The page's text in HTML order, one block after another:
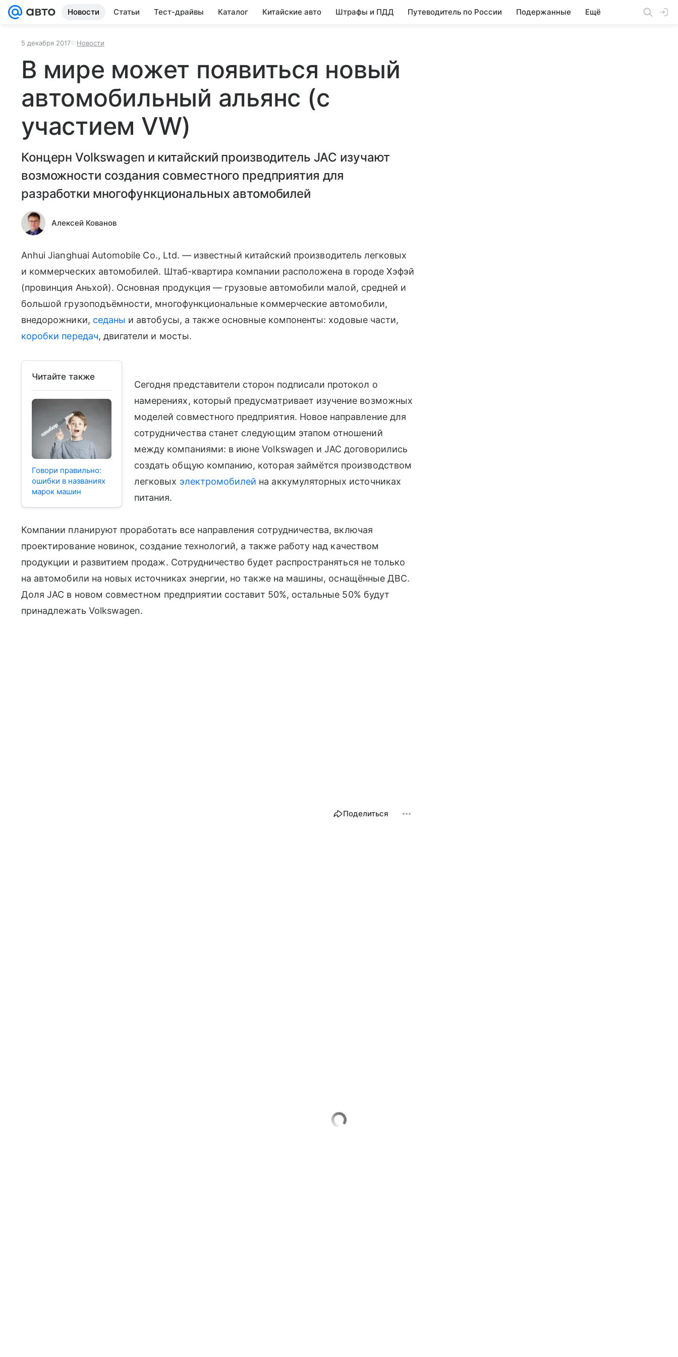
Новости Статьи Тест-драйвы Каталог Китайские авто Штрафы и ПДД Путеводитель по России Подержанные Ещё
5 декабря 2017 Новости
В мире может появиться новый
автомобильный альянс (с
участием VW)
Концерн Volkswagen и китайский производитель JAC изучают
возможности создания совместного предприятия для
разработки многофункциональных автомобилей
Алексей Кованов
Anhui Jianghuai Automobile Co., Ltd. — известный китайский производитель легковых
и коммерческих автомобилей. Штаб-квартира компании расположена в городе Хэфэй
(провинция Аньхой). Основная продукция — грузовые автомобили малой, средней и
большой грузоподъёмности, многофункциональные коммерческие автомобили,
внедорожники, седаны и автобусы, а также основные компоненты: ходовые части,
коробки передач, двигатели и мосты.
Читайте также
Говори правильно:
ошибки в названиях
марок машин
Сегодня представители сторон подписали протокол о
намерениях, который предусматривает изучение возможных
моделей совместного предприятия. Новое направление для
сотрудничества станет следующим этапом отношений
между компаниями: в июне Volkswagen и JAC договорились
создать общую компанию, которая займётся производством
легковых электромобилей на аккумуляторных источниках
питания.
Компании планируют проработать все направления сотрудничества, включая
проектирование новинок, создание технологий, а также работу над качеством
продукции и развитием продаж. Сотрудничество будет распространяться не только
на автомобили на новых источниках энергии, но также на машины, оснащённые ДВС.
Доля JAC в новом совместном предприятии составит 50%, остальные 50% будут
принадлежать Volkswagen.
Поделиться